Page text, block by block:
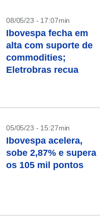
08/05/23 - 17:07min
Ibovespa fecha em
alta com suporte de
commodities;
Eletrobras recua
05/05/23 - 15:27min
Ibovespa acelera,
sobe 2,87% e supera
os 105 mil pontos